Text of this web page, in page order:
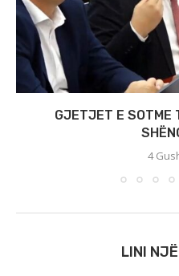
GJETJET E SOTME
4
LINI